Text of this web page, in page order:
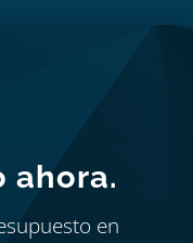
ahora.
en